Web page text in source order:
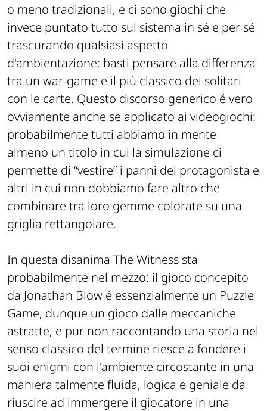
o meno tradizionali, e ci sono giochi che
invece puntato tutto sul sistema in sé e per sé
trascurando qualsiasi aspetto
d'ambientazione: basti pensare alla differenza
tra un war-game e il più classico dei solitari
con le carte. Questo discorso generico é vero
ovviamente anche se applicato ai videogiochi:
probabilmente tutti abbiamo in mente
almeno un titolo in cui la simulazione ci
permette di “vestire” i panni del protagonista e
altri in cui non dobbiamo fare altro che
combinare tra loro gemme colorate su una
griglia rettangolare.
In questa disanima The Witness sta
probabilmente nel mezzo: il gioco concepito
da Jonathan Blow é essenzialmente un Puzzle
Game, dunque un gioco dalle meccaniche
astratte, e pur non raccontando una storia nel
senso classico del termine riesce a fondere i
suoi enigmi con l'ambiente circostante in una
maniera talmente fluida, logica e geniale da
riuscire ad immergere il giocatore in una